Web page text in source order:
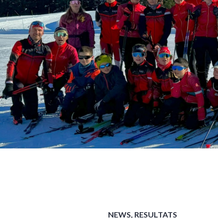
NEWS, RESULTATS